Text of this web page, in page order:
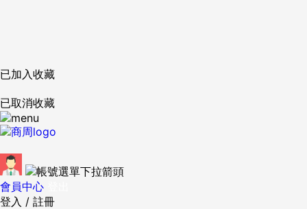
已加入收藏
已取消收藏
會員中心
登入 / 註冊